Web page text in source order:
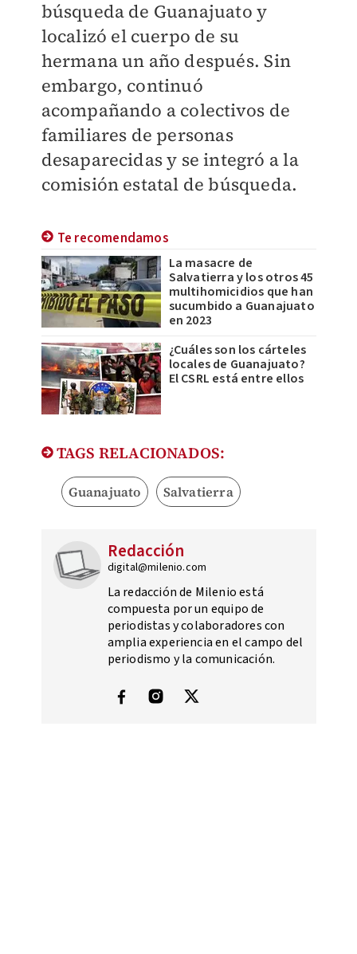
búsqueda de Guanajuato y
localizó el cuerpo de su
hermana un año después. Sin
embargo, continuó
acompañando a colectivos de
familiares de personas
desaparecidas y se integró a la
comisión estatal de búsqueda.
Te recomendamos
La masacre de
Salvatierra y los otros 45
multihomicidios que han
sucumbido a Guanajuato
en 2023
¿Cuáles son los cárteles
locales de Guanajuato?
El CSRL está entre ellos
TAGS RELACIONADOS:
Guanajuato Salvatierra
Redacción
digital@milenio.com
La redacción de Milenio está
compuesta por un equipo de
periodistas y colaboradores con
amplia experiencia en el campo del
periodismo y la comunicación.